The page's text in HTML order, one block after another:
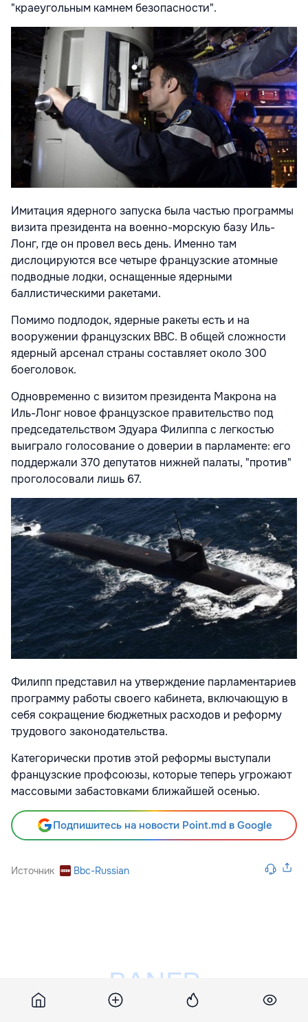
"краеугольным камнем безопасности".
Имитация ядерного запуска была частью программы
визита президента на военно-морскую базу Иль-
Лонг, где он провел весь день. Именно там
дислоцируются все четыре французские атомные
подводные лодки, оснащенные ядерными
баллистическими ракетами.
Помимо подлодок, ядерные ракеты есть и на
вооружении французских ВВС. В общей сложности
ядерный арсенал страны составляет около 300
боеголовок.
Одновременно с визитом президента Макрона на
Иль-Лонг новое французское правительство под
председательством Эдуара Филиппа с легкостью
выиграло голосование о доверии в парламенте: его
поддержали 370 депутатов нижней палаты, "против"
проголосовали лишь 67.
Филипп представил на утверждение парламентариев
программу работы своего кабинета, включающую в
себя сокращение бюджетных расходов и реформу
трудового законодательства.
Категорически против этой реформы выступали
французские профсоюзы, которые теперь угрожают
массовыми забастовками ближайшей осенью.
Подпишитесь на новости Point.md в Google
Источник Bbc-Russian